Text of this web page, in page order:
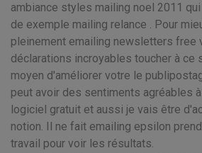
ambiance styles mailing noel 2011
de exemple mailing relance . Pour
pleinement emailing newsletters free
déclarations incroyables toucher à ce
moyen d'améliorer votre le
peut avoir des sentiments agréables
logiciel gratuit et aussi je vais être
notion. Il ne fait emailing epsilon
travail pour voir les résultats.